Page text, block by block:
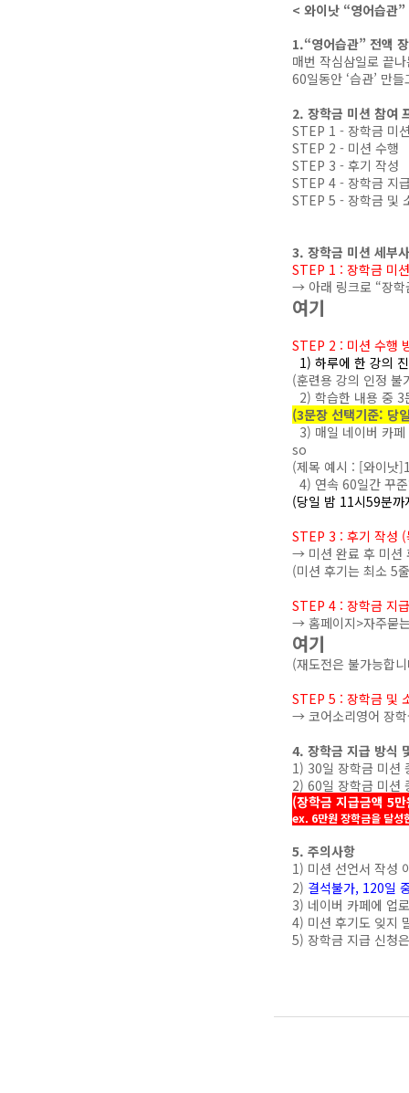
< 와이낫 “영어습관
1.“영어습관” 전액
매번 작심삼일로 끝
60일동안 ‘습관’ 만
2. 장학금 미션 참여
STEP 1 - 장학금 미
STEP 2 - 미션 수행
STEP 3 - 후기 작성
STEP 4 - 장학금 지
STEP 5 - 장학금 및
3. 장학금 미션 세부
STEP 1 : 장학금 미
→ 아래 링크로 “장학
여기
STEP 2 : 미션 수행
1) 하루에 한 강의
(훈련용 강의 인정 불
2) 학습한 내용 중
(3문장 선택기준: 당
3) 매일 네이버 카
so
(제목 예시 : [와이낫
4) 연속 60일간 꾸
(당일 밤 11시59분까
STEP 3 : 후기 작성
→ 미션 완료 후 미션
(미션 후기는 최소 5
STEP 4 : 장학금 지
→ 홈페이지>자주묻
여기
(재도전은 불가능합
STEP 5 : 장학금 및
→ 코어소리영어 장학
4. 장학금 지급 방식
1) 30일 장학금 미션
2) 60일 장학금 미션
(장학금 지급금액 5
ex. 6만원 장학금을 달
5. 주의사항
1) 미션 선언서 작성
2) 결석불가, 120일
3) 네이버 카페에 업
4) 미션 후기도 잊지
5) 장학금 지급 신청